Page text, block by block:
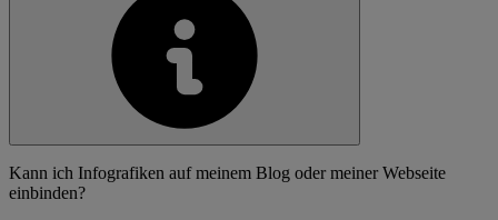
Kann ich Infografiken auf meinem Blog oder meiner Webseite
einbinden?